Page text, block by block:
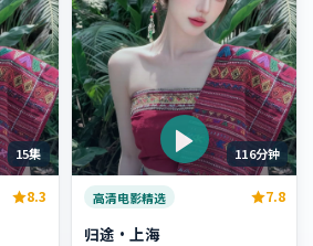
15集
8.3
116分钟
高清电影精选 7.8
归途·上海